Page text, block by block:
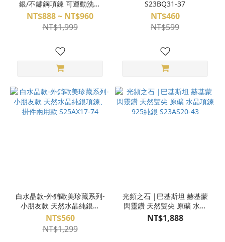
銀/不鏽鋼項鍊 可運動洗澡
台北文昌宮 S26AF23-01
NT$888 ~ NT$960
NT$1,999
S23BQ31-37
NT$460
NT$599
白水晶款-外銷歐美珍藏系列-
小朋友款 天然水晶純銀項
鍊、掛件兩用款 S25AX17-
74
NT$560
NT$1,299
光頻之石 |巴基斯坦 赫基蒙
閃靈鑽 天然雙尖 原礦 水晶
項鍊 925純銀 S23AS20-43
NT$1,888